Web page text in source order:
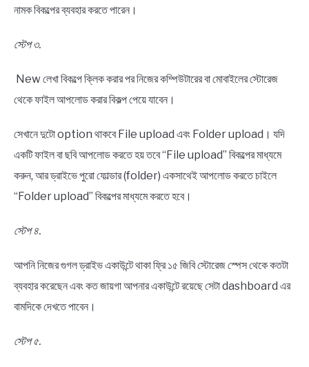
নামক বিকল্পের ব্যবহার করতে পারেন।
স্টেপ ৩.
New লেখা বিকল্পে ক্লিক করার পর নিজের কম্পিউটারের বা মোবাইলের স্টোরেজ
থেকে ফাইল আপলোড করার বিকল্প পেয়ে যাবেন।
সেখানে দুটো option থাকবে File upload এবং Folder upload। যদি
একটি ফাইল বা ছবি আপলোড করতে হয় তবে “File upload” বিকল্পের মাধ্যমে
করুন, আর ড্রাইভে পুরো ফোল্ডার (folder) একসাথেই আপলোড করতে চাইলে
“Folder upload” বিকল্পের মাধ্যমে করতে হবে।
স্টেপ ৪.
আপনি নিজের গুগল ড্রাইভ একাউন্টে থাকা ফ্রি ১৫ জিবি স্টোরেজ স্পেস থেকে কতটা
ব্যবহার করেছেন এবং কত জায়গা আপনার একাউন্টে রয়েছে সেটা dashboard এর
বামদিকে দেখতে পাবেন।
স্টেপ ৫.